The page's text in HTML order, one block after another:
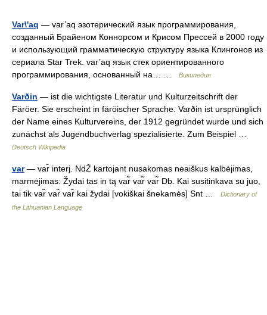
Var\'aq — var’aq эзотерический язык программирования,
созданный Брайеном Коннорсом и Крисом Прессей в 2000 году
и использующий грамматическую структуру языка Клингонов из
сериала Star Trek. var’aq язык стек ориентированного
программирования, основанный на… …
Википедия
Varðin — ist die wichtigste Literatur und Kulturzeitschrift der
Färöer. Sie erscheint in färöischer Sprache. Varðin ist ursprünglich
der Name eines Kulturvereins, der 1912 gegründet wurde und sich
zunächst als Jugendbuchverlag spezialisierte. Zum Beispiel …
Deutsch Wikipedia
var— var̃ interj. NdŽ kartojant nusakomas neaiškus kalbėjimas,
marmėjimas: Žydai tas in tą var̃ var̃ var̃ Db. Kai susitinkava su juo,
tai tik var̃ var̃ var̃ kai žydai [vokiškai šnekamės] Snt …
Dictionary of
the Lithuanian Language